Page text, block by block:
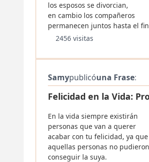
los esposos se divorcian,
en cambio los compañeros
permanecen juntos hasta el
2456 visitas
Samypublicóuna Frase:
Felicidad en la Vida:
En la vida siempre existirán
personas que van a querer
acabar con tu felicidad, ya que
aquellas personas no pudieron
conseguir la suya.